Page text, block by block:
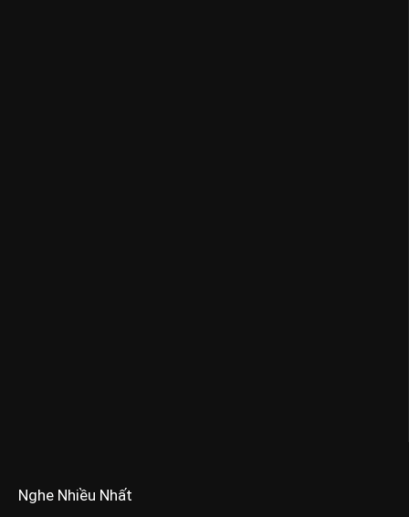
Nghe Nhiều Nhất